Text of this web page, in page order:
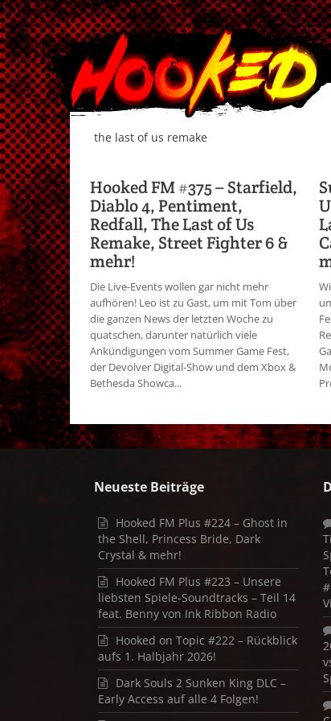
the last of us remake
Hooked FM #375 – Starfield,
Diablo 4, Pentiment,
Redfall, The Last of Us
Remake, Street Fighter 6 &
mehr!
Die Live-Events wollen gar nicht mehr
aufhören! Leo ist zu Gast, um mit Tom über
die ganzen News der letzten Woche zu
quatschen, darunter natürlich viele
Ankündigungen vom Summer Game Fest,
der Devolver Digital-Show und dem Xbox &
Bethesda Showca...
Neueste Beiträge
Hooked FM Plus #224 – Ghost in
the Shell, Princess Bride, Dark
Crystal & mehr!
Hooked FM Plus #223 – Unsere
liebsten Spiele-Soundtracks – Teil 14
feat. Benny von Ink Ribbon Radio
Hooked on Topic #222 – Rückblick
aufs 1. Halbjahr 2026!
Dark Souls 2 Sunken King DLC –
Early Access auf alle 4 Folgen!